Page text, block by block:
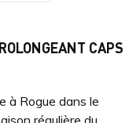
CAPS
à Rogue dans le
régulière du